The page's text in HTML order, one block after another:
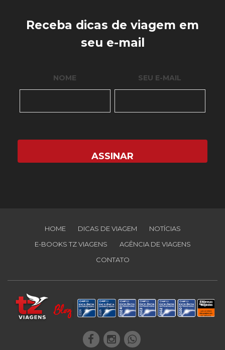
Receba dicas de viagem em
seu e-mail
NOME SEU E-MAIL
HOME DICAS DE VIAGEM
NOTÍCIAS
E-BOOKS TZ VIAGENS
AGÊNCIA DE VIAGENS
CONTATO